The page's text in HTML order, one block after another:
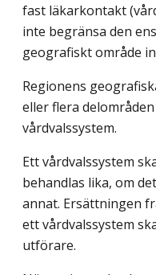
fast läkarkontakt
inte begränsa den
geografiskt område
Regionens
eller flera
vårdvalssystem.
Ett vårdvalssystem
behandlas lika, om
annat. Ersättningen
ett vårdvalssystem
utförare.